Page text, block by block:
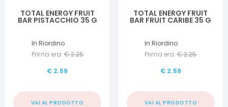
TOTAL ENERGY FRUIT
BAR PISTACCHIO 35 G
In Riordino
Prima era: €2.25
€ 2.59
VAI AL PRODOTTO
TOTAL ENERGY FRUIT
BAR FRUIT CARIBE 35 G
In Riordino
Prima era: €2.25
€ 2.59
VAI AL PRODOTTO